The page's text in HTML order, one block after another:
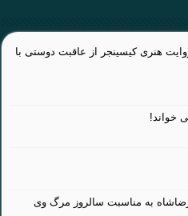
هنری کیسینجر از عاقبت دوستی با
خواند!
به مناسبت سالروز مرگ وی